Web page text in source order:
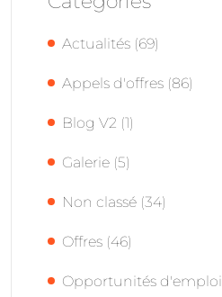
Actualités (69)
Appels d'offres (86)
Blog V2 (1)
Galerie (5)
Non classé (34)
Offres (46)
Opportunités d'emploi